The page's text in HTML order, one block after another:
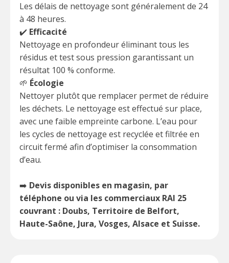
Les délais de nettoyage sont généralement de 24
à 48 heures.
✔️ Efficacité
Nettoyage en profondeur éliminant tous les
résidus et test sous pression garantissant un
résultat 100 % conforme.
🌱 Écologie
Nettoyer plutôt que remplacer permet de réduire
les déchets. Le nettoyage est effectué sur place,
avec une faible empreinte carbone. L’eau pour
les cycles de nettoyage est recyclée et filtrée en
circuit fermé afin d’optimiser la consommation
d’eau.
➡️ Devis disponibles en magasin, par
téléphone ou via les commerciaux RAI 25
couvrant : Doubs, Territoire de Belfort,
Haute-Saône, Jura, Vosges, Alsace et Suisse.